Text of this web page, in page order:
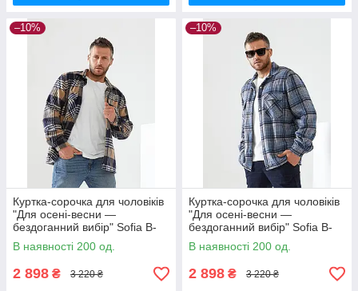
–10%
Куртка-сорочка для чоловіків
"Для осені-весни —
бездоганний вибір" Sofia B-
305 L, Пудра
В наявності 200 од.
2 898 ₴ 3 220 ₴
–10%
Куртка-сорочка для чоловіків
"Для осені-весни —
бездоганний вибір" Sofia B-
305 XL, Джинс
В наявності 200 од.
2 898 ₴ 3 220 ₴